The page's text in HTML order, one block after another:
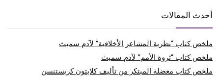
أحدث المقالات
ملخص كتاب “نظرية المشاعر الأخلاقية” لآدم سميث
ملخص كتاب “ثروة الأمم” لآدم سميث
ملخص كتاب معضلة المبتكر من تأليف كلايتون كريستنسن